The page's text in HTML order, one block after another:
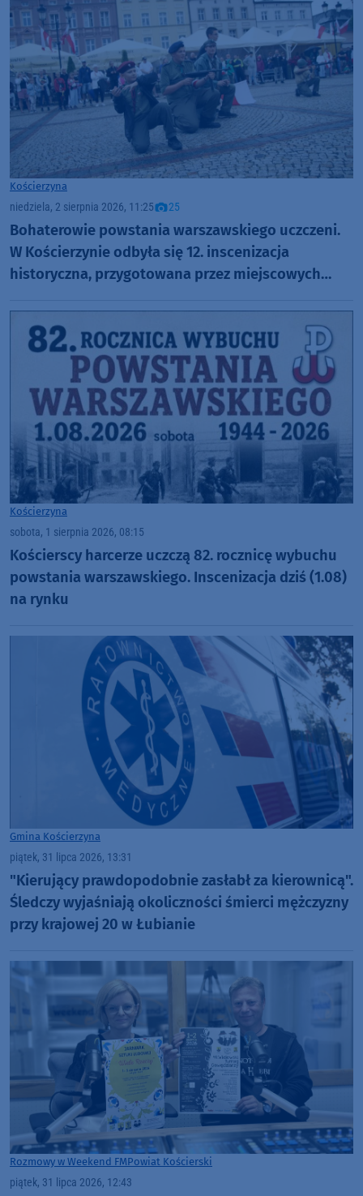
Kościerzyna
niedziela, 2 sierpnia 2026, 11:25 25
Bohaterowie powstania warszawskiego uczczeni.
W Kościerzynie odbyła się 12. inscenizacja
historyczna, przygotowana przez miejscowych
Kościerzyna
sobota, 1 sierpnia 2026, 08:15
Kościerscy harcerze uczczą 82. rocznicę wybuchu
powstania warszawskiego. Inscenizacja dziś (1.08)
na rynku
Gmina Kościerzyna
piątek, 31 lipca 2026, 13:31
"Kierujący prawdopodobnie zasłabł za kierownicą".
Śledczy wyjaśniają okoliczności śmierci mężczyzny
przy krajowej 20 w Łubianie
Rozmowy w Weekend FMPowiat Kościerski
piątek, 31 lipca 2026, 12:43